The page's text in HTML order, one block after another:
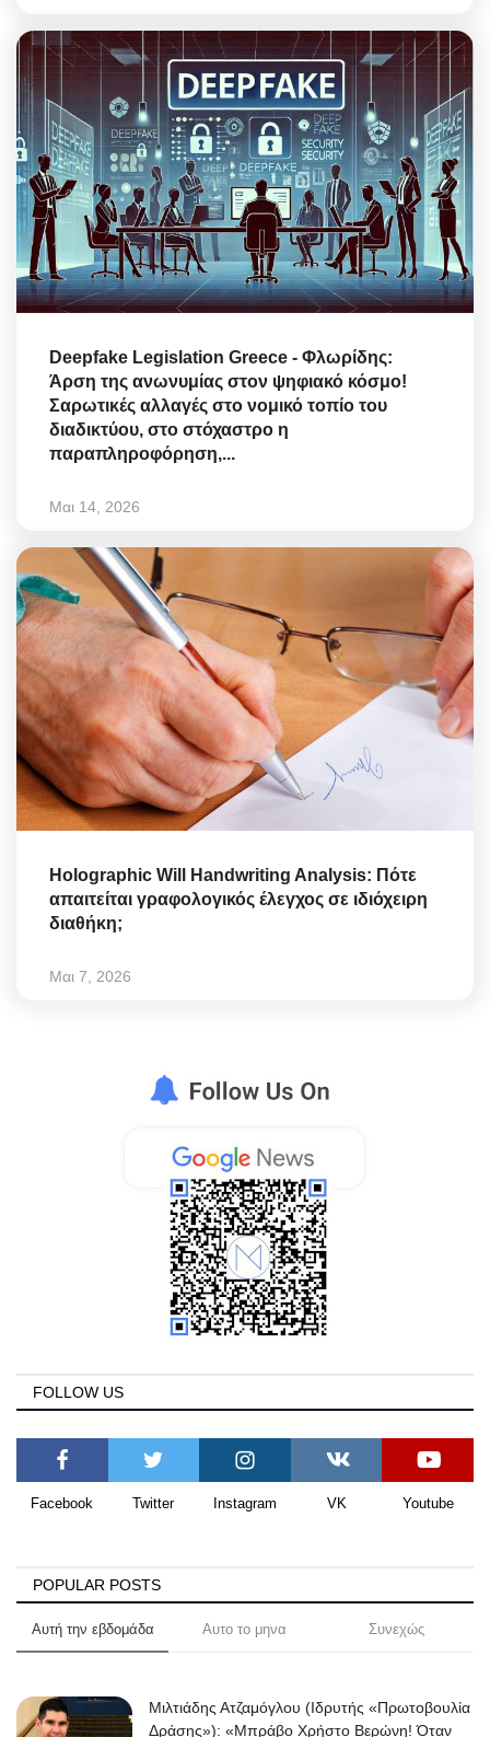
Deepfake Legislation Greece - Φλωρίδης:
Άρση της ανωνυμίας στον ψηφιακό κόσμο!
Σαρωτικές αλλαγές στο νομικό τοπίο του
διαδικτύου, στο στόχαστρο η
παραπληροφόρηση,...
Μαι 14, 2026
Holographic Will Handwriting Analysis: Πότε
απαιτείται γραφολογικός έλεγχος σε ιδιόχειρη
διαθήκη;
Μαι 7, 2026
FOLLOW US
Facebook Twitter Instagram VK Youtube
POPULAR POSTS
Αυτή την εβδομάδα Αυτο το μηνα Συνεχώς
Μιλτιάδης Ατζαμόγλου (Ιδρυτής «Πρωτοβουλία
Δράσης»): «Μπράβο Χρήστο Βερώνη! Όταν